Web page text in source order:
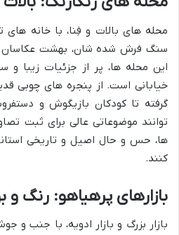
محله های بالات و فِنا، با خانه
سنگ فرش شده شان، بهشت عکاسان
این محله ها، پر از جزئیات زیبا
خیابانی است. از پنجره های چوبی
گرفته تا کودکان بازیگوش و
توانند موضوعاتی عالی برای ثبت
ها، حس و حال اصیل و تاریخی
کنند.
بازارهای پرهیاهو: رنگ
بازار بزرگ و بازار ادویه، با جنب و